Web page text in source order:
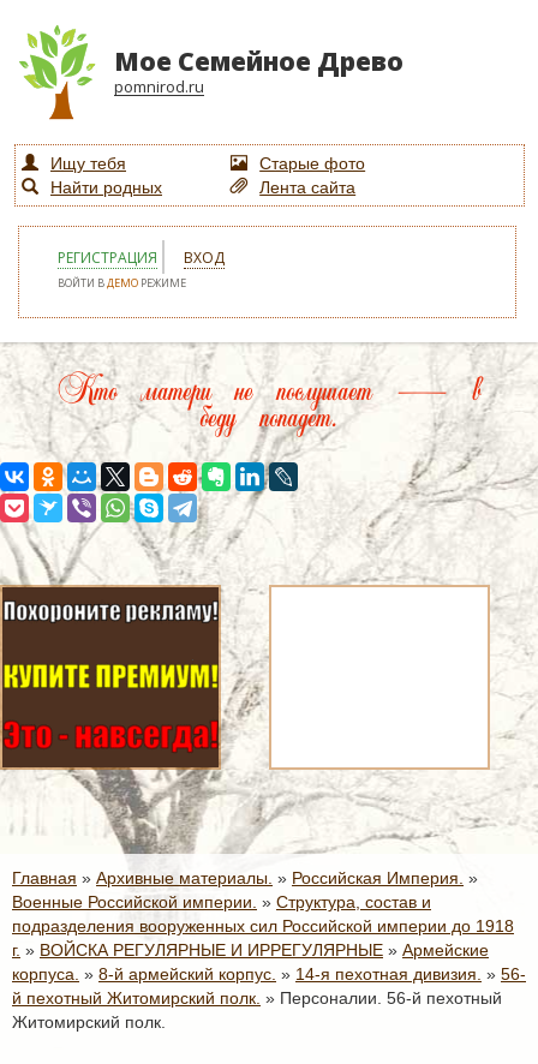
Мое Семейное Древо
pomnirod.ru
Ищу тебя
Старые фото
Найти родных
Лента сайта
РЕГИСТРАЦИЯ ВХОД
ВОЙТИ ВДЕМО РЕЖИМЕ
Кто матери не послушает — в
беду попадет.
Главная » Архивные материалы. » Российская Империя. »
Военные Российской империи. » Структура, состав и
подразделения вооруженных сил Российской империи до 1918
г. » ВОЙСКА РЕГУЛЯРНЫЕ И ИРРЕГУЛЯРНЫЕ » Армейские
корпуса. » 8-й армейский корпус. » 14-я пехотная дивизия. » 56-
й пехотный Житомирский полк. » Персоналии. 56-й пехотный
Житомирский полк.